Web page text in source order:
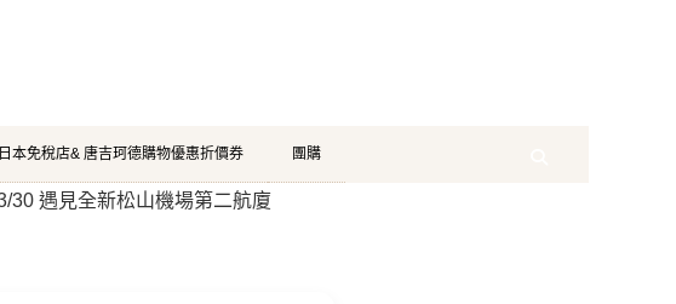
本免稅店& 唐吉珂德購物優惠折價券 團購
30 遇見全新松山機場第二航廈